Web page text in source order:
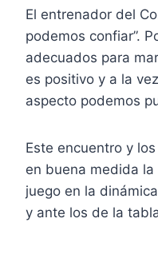
El entrenador del
podemos confiar”.
adecuados para
es positivo y a la
aspecto podemos
Este encuentro y
en buena medida
juego en la
y ante los de la